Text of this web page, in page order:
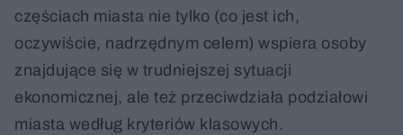
częściach miasta nie tylko (co jest ich,
oczywiście, nadrzędnym celem) wspiera osoby
znajdujące się w trudniejszej sytuacji
ekonomicznej, ale też przeciwdziała podziałowi
miasta według kryteriów klasowych.